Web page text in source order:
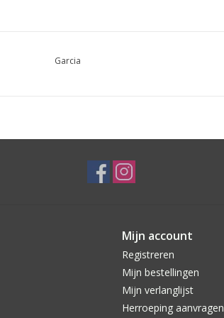
Garcia
Mijn account
Registreren
Mijn bestellingen
Mijn verlanglijst
Herroeping aanvragen